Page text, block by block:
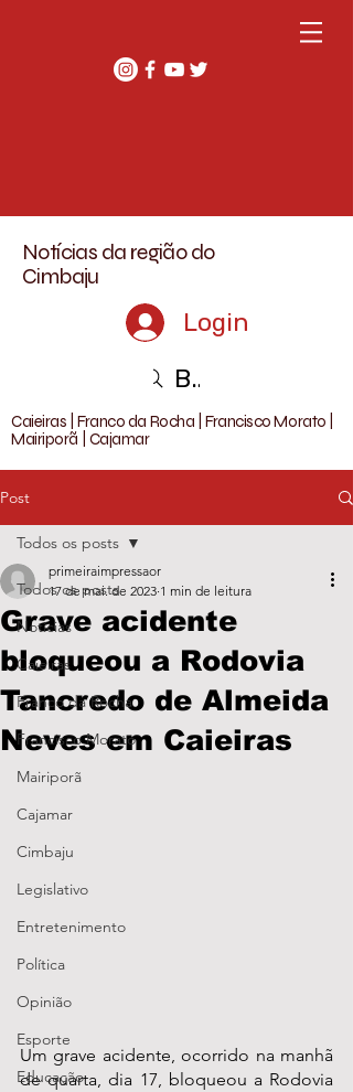
Notícias da região do
Cimbaju
Login
Buscar
Caieiras | Franco da Rocha | Francisco Morato |
Mairiporã | Cajamar
Post
Todos os posts
Notícias
Caieiras
Franco da Rocha
Francisco Morato
Mairiporã
Cajamar
Cimbaju
Legislativo
Entretenimento
Política
Opinião
Esporte
Educação
Todos os posts
Grave acidente
bloqueou a Rodovia
Tancredo de Almeida
Neves em Caieiras
primeiraimpressaor
17 de mai. de 2023 1 min de leitura
Um grave acidente, ocorrido na manhã
de quarta, dia 17, bloqueou a Rodovia